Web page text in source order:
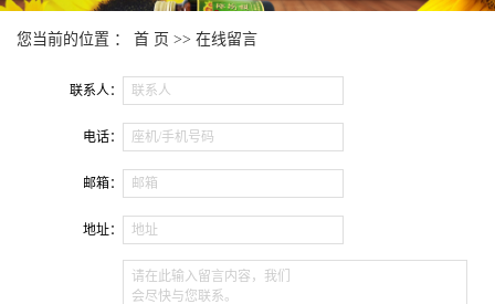
您当前的位置 ： 首 页 >> 在线留言
联系人： 联系人
电话： 座机/手机号码
邮箱： 邮箱
地址： 地址
请在此输入留言内容，我们
会尽快与您联系。